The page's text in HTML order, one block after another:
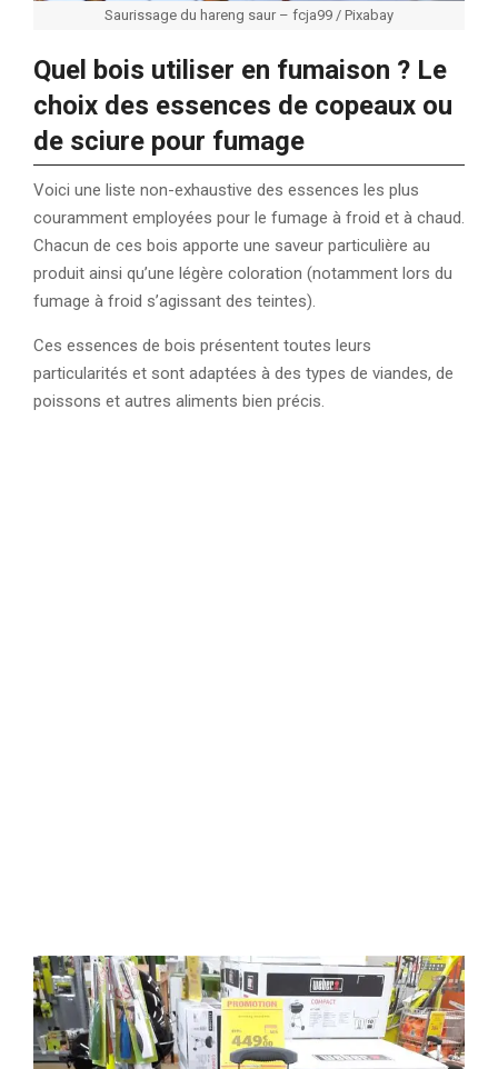
Saurissage du hareng saur – fcja99 / Pixabay
Quel bois utiliser en fumaison ? Le
choix des essences de copeaux ou
de sciure pour fumage
Voici une liste non-exhaustive des essences les plus
couramment employées pour le fumage à froid et à chaud.
Chacun de ces bois apporte une saveur particulière au
produit ainsi qu’une légère coloration (notamment lors du
fumage à froid s’agissant des teintes).
Ces essences de bois présentent toutes leurs
particularités et sont adaptées à des types de viandes, de
poissons et autres aliments bien précis.